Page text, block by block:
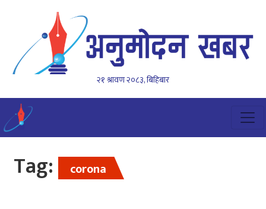
२१ श्रावण २०८३, बिहिबार
Tag: corona